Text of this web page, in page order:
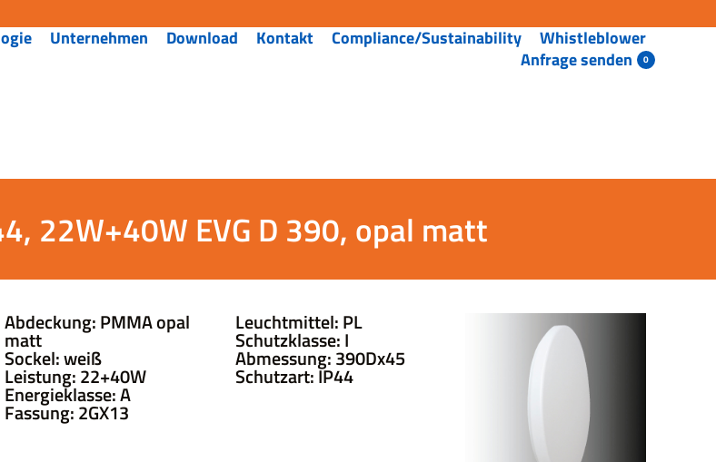
Unternehmen Download Kontakt Compliance/Sustainability
Whistleblower
Anfrage senden
22W+40W EVG D 390, opal matt
Abdeckung: PMMA opal
matt
Sockel: weiß
Leistung: 22+40W
Energieklasse: A
Fassung: 2GX13
Leuchtmittel: PL
Schutzklasse: I
Abmessung: 390Dx45
Schutzart: IP44